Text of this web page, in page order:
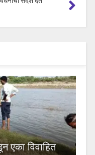
एका विवाहित